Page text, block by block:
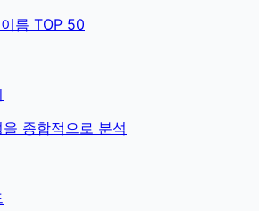
름 TOP 50
종합적으로 분석